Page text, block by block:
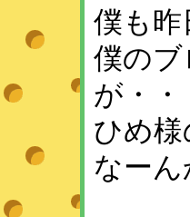
僕も
僕のブ
が・・
ひめ
なー